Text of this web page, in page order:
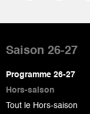
de
page
Saison 26-27
Programme 26-27
Hors-saison
Tout le Hors-saison